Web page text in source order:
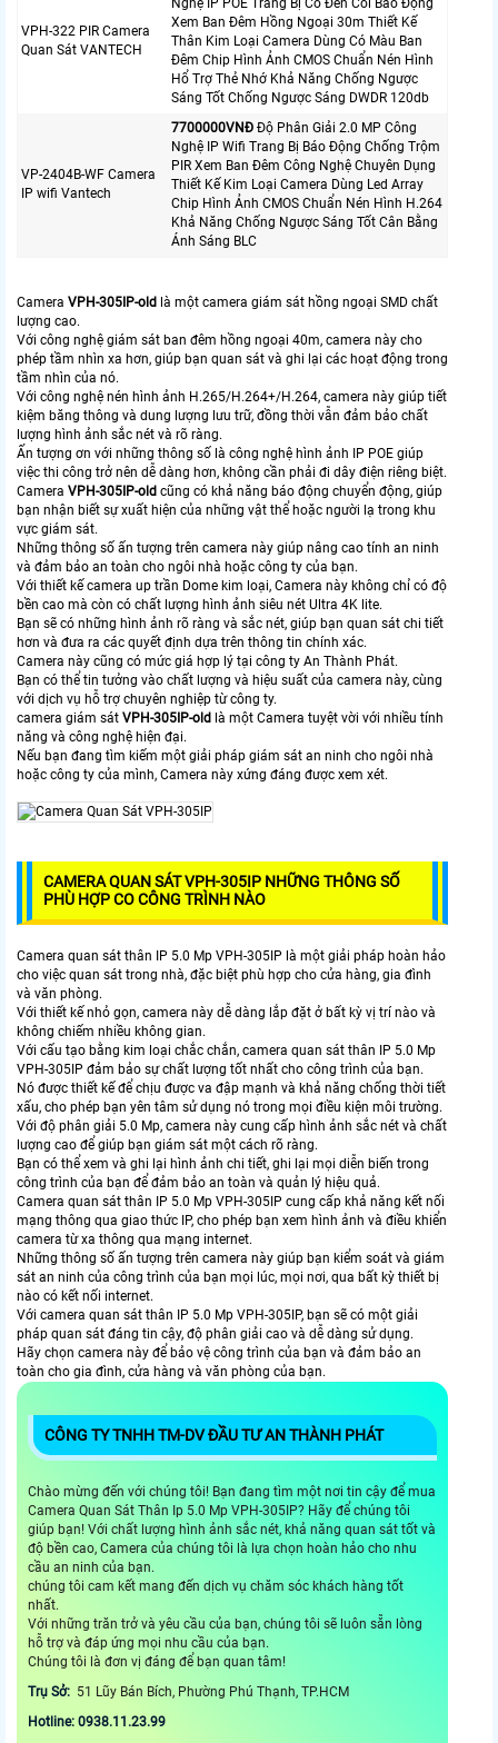
VPH-322 PIR Camera
Quan Sát VANTECH
Nghệ IP POE Trang Bị Có Đèn Còi Báo Động
Xem Ban Đêm Hồng Ngoại 30m Thiết Kế
Thân Kim Loại Camera Dùng Có Màu Ban
Đêm Chip Hình Ảnh CMOS Chuẩn Nén Hình
Hổ Trợ Thẻ Nhớ Khả Năng Chống Ngược
Sáng Tốt Chống Ngược Sáng DWDR 120db
VP-2404B-WF Camera
IP wifi Vantech
7700000VNÐ Độ Phân Giải 2.0 MP Công
Nghệ IP Wifi Trang Bị Báo Động Chống Trộm
PIR Xem Ban Đêm Công Nghệ Chuyên Dụng
Thiết Kế Kim Loại Camera Dùng Led Array
Chip Hình Ảnh CMOS Chuẩn Nén Hình H.264
Khả Năng Chống Ngược Sáng Tốt Cân Bằng
Ánh Sáng BLC
Camera VPH-305IP-old là một camera giám sát hồng ngoại SMD chất
lượng cao.
Với công nghệ giám sát ban đêm hồng ngoại 40m, camera này cho
phép tầm nhìn xa hơn, giúp bạn quan sát và ghi lại các hoạt động trong
tầm nhìn của nó.
Với công nghệ nén hình ảnh H.265/H.264+/H.264, camera này giúp tiết
kiệm băng thông và dung lượng lưu trữ, đồng thời vẫn đảm bảo chất
lượng hình ảnh sắc nét và rõ ràng.
Ấn tượng ơn với những thông số là công nghệ hình ảnh IP POE giúp
việc thi công trở nên dễ dàng hơn, không cần phải đi dây điện riêng biệt.
Camera VPH-305IP-old cũng có khả năng báo động chuyển động, giúp
bạn nhận biết sự xuất hiện của những vật thể hoặc người lạ trong khu
vực giám sát.
Những thông số ấn tượng trên camera này giúp nâng cao tính an ninh
và đảm bảo an toàn cho ngôi nhà hoặc công ty của bạn.
Với thiết kế camera up trần Dome kim loại, Camera này không chỉ có độ
bền cao mà còn có chất lượng hình ảnh siêu nét Ultra 4K lite.
Bạn sẽ có những hình ảnh rõ ràng và sắc nét, giúp bạn quan sát chi tiết
hơn và đưa ra các quyết định dựa trên thông tin chính xác.
Camera này cũng có mức giá hợp lý tại công ty An Thành Phát.
Bạn có thể tin tưởng vào chất lượng và hiệu suất của camera này, cùng
với dịch vụ hỗ trợ chuyên nghiệp từ công ty.
camera giám sát VPH-305IP-old là một Camera tuyệt vời với nhiều tính
năng và công nghệ hiện đại.
Nếu bạn đang tìm kiếm một giải pháp giám sát an ninh cho ngôi nhà
hoặc công ty của mình, Camera này xứng đáng được xem xét.
CAMERA QUAN SÁT VPH-305IP NHỮNG THÔNG SỐ
PHÙ HỢP CO CÔNG TRÌNH NÀO
Camera quan sát thân IP 5.0 Mp VPH-305IP là một giải pháp hoàn hảo
cho việc quan sát trong nhà, đặc biệt phù hợp cho cửa hàng, gia đình
và văn phòng.
Với thiết kế nhỏ gọn, camera này dễ dàng lắp đặt ở bất kỳ vị trí nào và
không chiếm nhiều không gian.
Với cấu tạo bằng kim loại chắc chắn, camera quan sát thân IP 5.0 Mp
VPH-305IP đảm bảo sự chất lượng tốt nhất cho công trình của bạn.
Nó được thiết kế để chịu được va đập mạnh và khả năng chống thời tiết
xấu, cho phép bạn yên tâm sử dụng nó trong mọi điều kiện môi trường.
Với độ phân giải 5.0 Mp, camera này cung cấp hình ảnh sắc nét và chất
lượng cao để giúp bạn giám sát một cách rõ ràng.
Bạn có thể xem và ghi lại hình ảnh chi tiết, ghi lại mọi diễn biến trong
công trình của bạn để đảm bảo an toàn và quản lý hiệu quả.
Camera quan sát thân IP 5.0 Mp VPH-305IP cung cấp khả năng kết nối
mạng thông qua giao thức IP, cho phép bạn xem hình ảnh và điều khiển
camera từ xa thông qua mạng internet.
Những thông số ấn tượng trên camera này giúp bạn kiểm soát và giám
sát an ninh của công trình của bạn mọi lúc, mọi nơi, qua bất kỳ thiết bị
nào có kết nối internet.
Với camera quan sát thân IP 5.0 Mp VPH-305IP, bạn sẽ có một giải
pháp quan sát đáng tin cậy, độ phân giải cao và dễ dàng sử dụng.
Hãy chọn camera này để bảo vệ công trình của bạn và đảm bảo an
toàn cho gia đình, cửa hàng và văn phòng của bạn.
CÔNG TY TNHH TM-DV ĐẦU TƯ AN THÀNH PHÁT
Chào mừng đến với chúng tôi! Bạn đang tìm một nơi tin cậy để mua
Camera Quan Sát Thân Ip 5.0 Mp VPH-305IP? Hãy để chúng tôi
giúp bạn! Với chất lượng hình ảnh sắc nét, khả năng quan sát tốt và
độ bền cao, Camera của chúng tôi là lựa chọn hoàn hảo cho nhu
cầu an ninh của bạn.
chúng tôi cam kết mang đến dịch vụ chăm sóc khách hàng tốt
nhất.
Với những trăn trở và yêu cầu của bạn, chúng tôi sẽ luôn sẵn lòng
hỗ trợ và đáp ứng mọi nhu cầu của bạn.
Chúng tôi là đơn vị đáng để bạn quan tâm!
Trụ Sở: 51 Lũy Bán Bích, Phường Phú Thạnh, TP.HCM
Hotline: 0938.11.23.99